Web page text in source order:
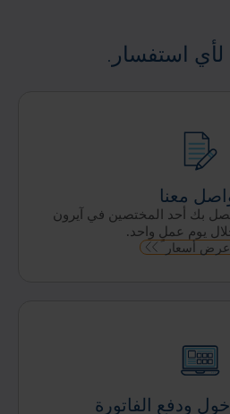
لأي استفسار.
معنا
بك أحد المختصين في آيرون
يوم عملٍ واحد.
أسعار
ودفع الفاتورة